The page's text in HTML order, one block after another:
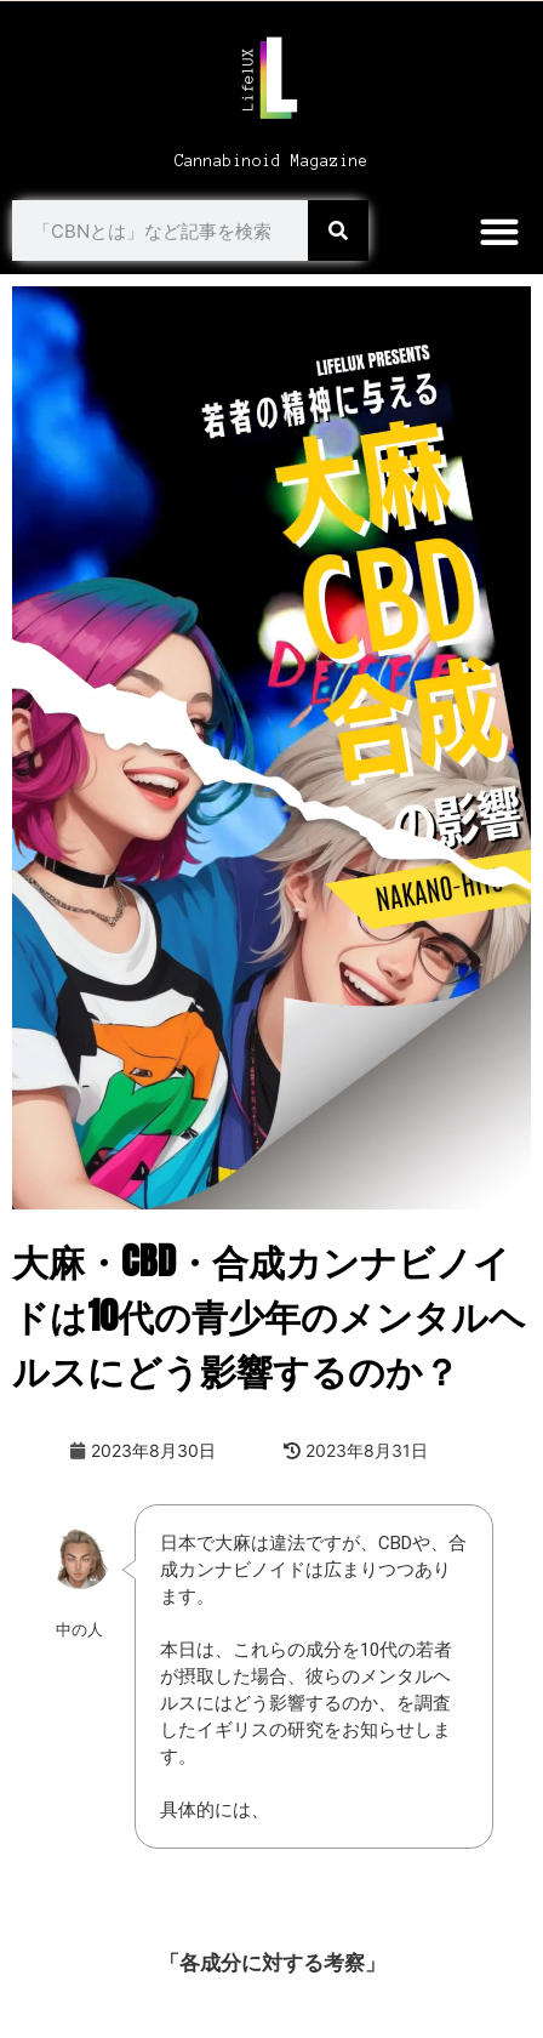
Cannabinoid Magazine
大麻・CBD・合成カンナビノイ
ドは10代の青少年のメンタルヘ
ルスにどう影響するのか？
2023年8月30日 2023年8月31日
日本で大麻は違法ですが、CBDや、合
成カンナビノイドは広まりつつあり
ます。
本日は、これらの成分を10代の若者
が摂取した場合、彼らのメンタルヘ
ルスにはどう影響するのか、を調査
したイギリスの研究をお知らせしま
す。
具体的には、
中の人
「各成分に対する考察」